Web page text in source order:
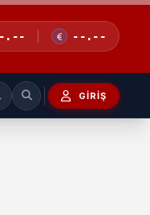
.-- --.--
GIRIŞ